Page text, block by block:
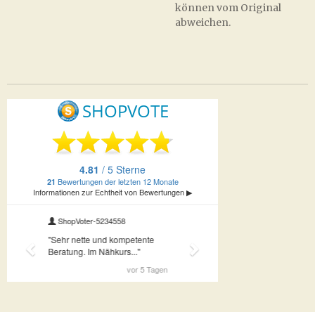
können vom Original
abweichen.